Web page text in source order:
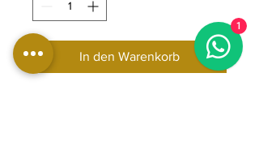
In den Warenkorb
1